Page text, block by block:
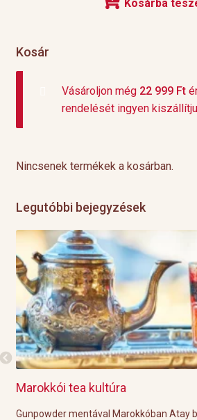
Kosárba
Kosár
Vásároljon még 22 999 Ft
rendelését ingyen
Nincsenek termékek a kosárban.
Legutóbbi bejegyzések
– ez a neve
Grillre visszük a teát!
A közelgő indián nyár és a